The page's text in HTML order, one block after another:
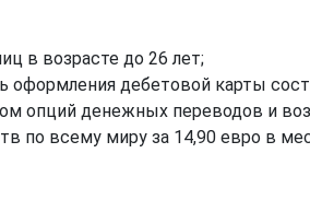
в возрасте до 26 лет;
дебетовой карты
опций денежных переводов и
по всему миру за 14,90 евро в